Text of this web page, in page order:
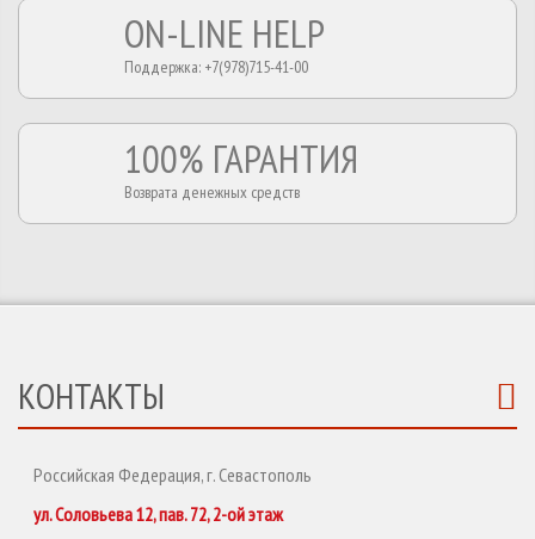
ON-LINE HELP
Поддержка: +7(978)715-41-00
100% ГАРАНТИЯ
Возврата денежных средств
КОНТАКТЫ
Российская Федерация, г. Севастополь
ул. Соловьева 12, пав. 72, 2-ой этаж